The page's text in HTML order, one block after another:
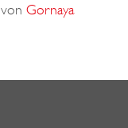
von Gornaya